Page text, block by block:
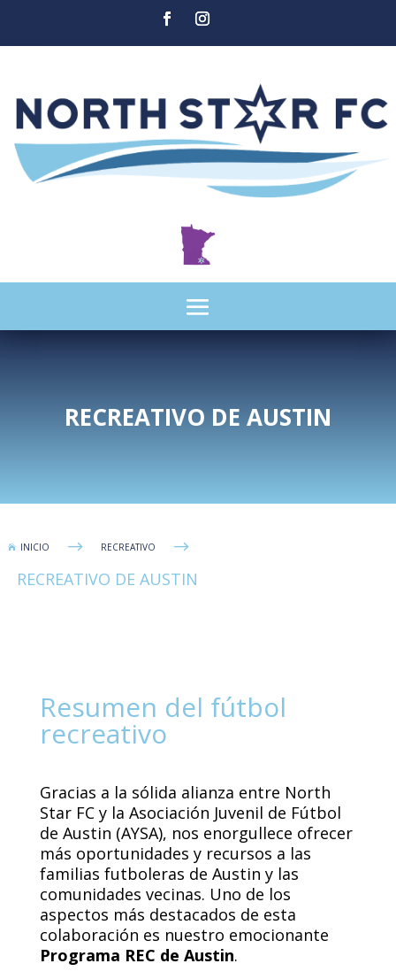
RECREATIVO DE AUSTIN
 INICIO $ RECREATIVO $
RECREATIVO DE AUSTIN
Resumen del fútbol
recreativo
Gracias a la sólida alianza entre North
Star FC y la Asociación Juvenil de Fútbol
de Austin (AYSA), nos enorgullece ofrecer
más oportunidades y recursos a las
familias futboleras de Austin y las
comunidades vecinas. Uno de los
aspectos más destacados de esta
colaboración es nuestro emocionante
Programa REC de Austin.